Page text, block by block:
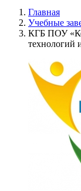
Главная
Учебные
КГБ ПОУ
технологий